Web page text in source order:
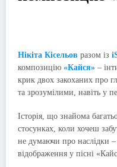
Нікіта Кісельов разом із
композицію «Кайся» –
крик двох закоханих про
та зрозумілими, навіть у
Історія, що знайома
стосунках, коли хочеш
не думаючи про наслідки
відображення у пісні